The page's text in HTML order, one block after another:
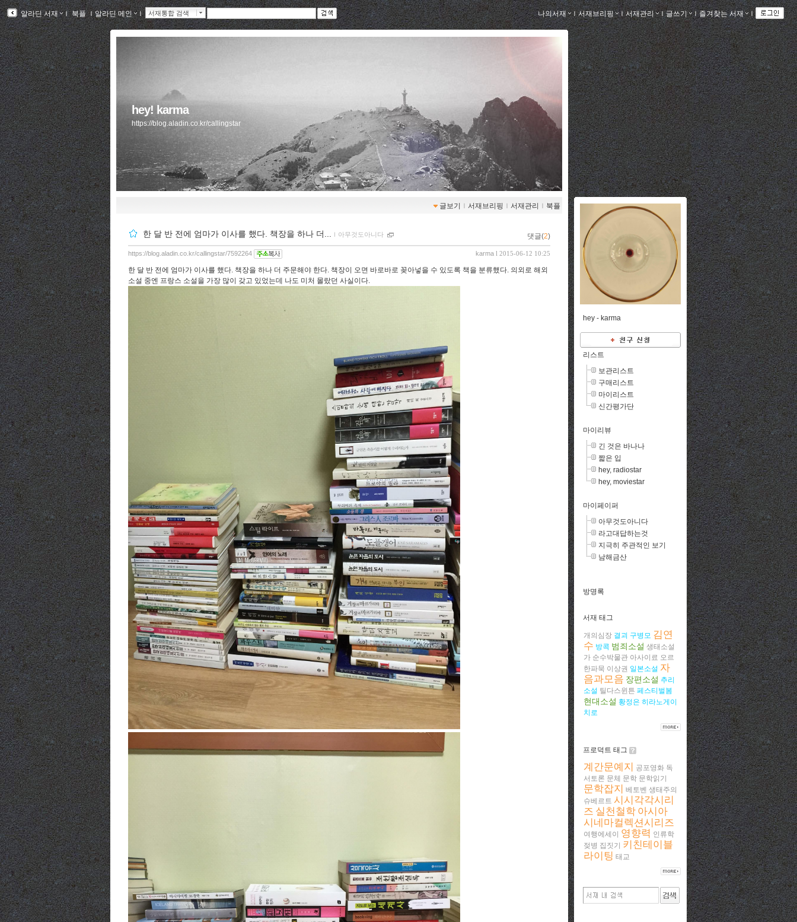
알라딘 서재 ｌ북플ｌ알라딘 메인 ｌ 서재통합 검색 나의서재 ｌ서재브리핑 ｌ서재관리 ｌ글쓰기 ｌ즐겨찾는 서재 ｌ
hey! karma
https://blog.aladin.co.kr/callingstar
글보기 ｌ 서재브리핑 ｌ 서재관리 ｌ 북플
한 달 반 전에 엄마가 이사를 했다. 책장을 하나 더... ｌ 아무것도아니다 댓글(2)
karma l 2015-06-12 10:25
https://blog.aladin.co.kr/callingstar/7592264
한 달 반 전에 엄마가 이사를 했다. 책장을 하나 더 주문해야 한다. 책장이 오면 바로바로 꽂아넣을 수 있도록 책을 분류했다. 의외로 해외
소설 중엔 프랑스 소설을 가장 많이 갖고 있었는데 나도 미처 몰랐던 사실이다.
hey - karma
리스트
보관리스트
구매리스트
마이리스트
신간평가단
마이리뷰
긴 것은 바나나
짧은 입
hey, radiostar
hey, moviestar
마이페이퍼
아무것도아니다
라고대답하는것
지극히 주관적인 보기
남해금산
방명록
서재 태그
개의심장 결괴 구병모 김연
수 방콕 범죄소설 생태소설
가 순수박물관 아사이료 오르
한파묵 이상권 일본소설 자
음과모음 장편소설 추리
소설 틸다스윈튼 페스티벌봄
현대소설 황정은 히라노게이
치로
프로덕트 태그
계간문예지 공포영화 독
서토론 문체 문학 문학읽기
문학잡지 베토벤 생태주의
슈베르트 시시각각시리
즈 실천철학 아시아
시네마컬렉션시리즈
여행에세이 영향력 인류학
젖병 집짓기
키친테이블
라이팅 태교